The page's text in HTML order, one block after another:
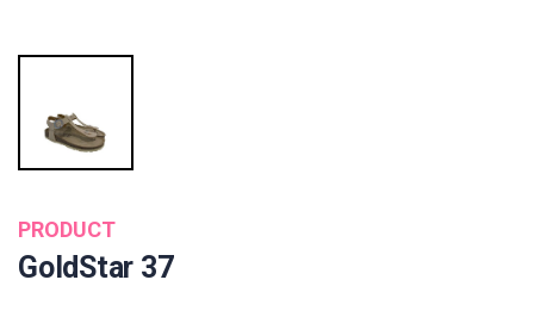
PRODUCT
GoldStar 37